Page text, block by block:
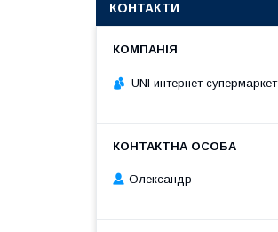
КОНТАКТИ
UNI интернет супермаркет
Олександр